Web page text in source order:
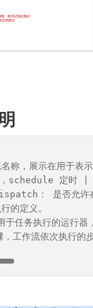
称，展示在用于表示
，schedule 定时
： 是否允许
的定义。
任务执行的运行器
工作流依次执行的